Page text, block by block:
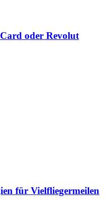
oder Revolut
für Vielfliegermeilen